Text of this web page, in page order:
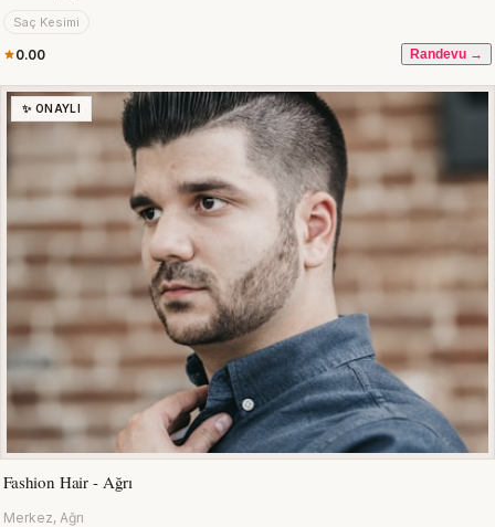
Saç Kesimi
0.00 Randevu →
✨ ONAYLI
Fashion Hair - Ağrı
Merkez, Ağrı